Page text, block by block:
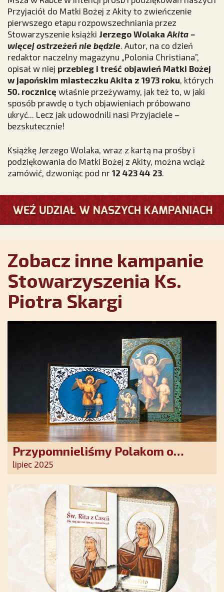
Przyjaciół do Matki Bożej z Akity to zwieńczenie
pierwszego etapu rozpowszechniania przez
Stowarzyszenie książki Jerzego Wolaka Akita –
więcej ostrzeżeń nie będzie . Autor, na co dzień
redaktor naczelny magazynu „Polonia Christiana”,
opisał w niej przebieg i treść objawień Matki Bożej
w japońskim miasteczku Akita z 1973 roku , których
50. rocznicę właśnie przeżywamy, jak też to, w jaki
sposób prawdę o tych objawieniach próbowano
ukryć... Lecz jak udowodnili nasi Przyjaciele –
bezskutecznie!
Książkę Jerzego Wolaka, wraz z kartą na prośby i
podziękowania do Matki Bożej z Akity, można wciąż
zamówić, dzwoniąc pod nr 12 423 44 23
Zobacz inne kampanie
Stowarzyszenia Ks.
Piotra Skargi
Przypomnieliśmy Polakom o
obecności Anioła Stróża!
lipiec 2025